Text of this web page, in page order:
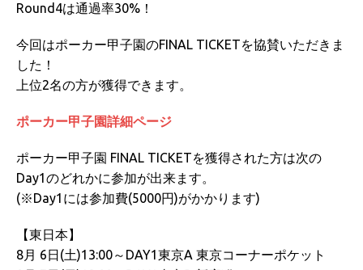
Round4は通過率30%！
今回はポーカー甲子園のFINAL TICKETを協賛いただきま
した！
上位2名の方が獲得できます。
ポーカー甲子園詳細ページ
ポーカー甲子園 FINAL TICKETを獲得された方は次の
Day1のどれかに参加が出来ます。
(※Day1には参加費(5000円)がかかります)
【東日本】
8月 6日(土)13:00～DAY1東京A 東京コーナーポケット